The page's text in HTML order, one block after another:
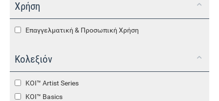
Χρήση
Επαγγελματική & Προσωπική Χρήση
Κολεξιόν
KOI™ Artist Series
KOI™ Basics